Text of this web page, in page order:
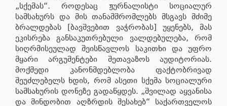
„სქემას“. როდესაც ჟურნალისტი სოციალურ
სამსახურს და მის თანამშრომლებს მსგავს მძიმე
ბრალდებას [ბავშვებით ვაჭრობას] უყენებს, მას
ეკისრება განსაკუთრებული ვალდებულება, რომ
სიღრმისეულად შეისწავლოს საკითხი და უფრო
მყარი არგუმენტები შეთავაზოს აუდიტორიას.
მოქმედი კანონმდებლობა ფაქტობრივად
შეუძლებელს ხდის, რომ ასეთი სქემა სოციალური
სამსახურის დონეზე გადაწყდეს. „შვილად აყვანისა
და მინდობით აღზრდის შესახებ“ საქართველოს